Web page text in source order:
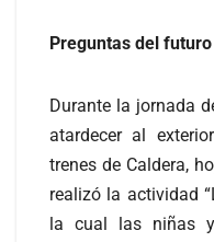
Preguntas del futuro
Durante la jornada
atardecer al
trenes de Caldera,
realizó la actividad
la cual las niñas